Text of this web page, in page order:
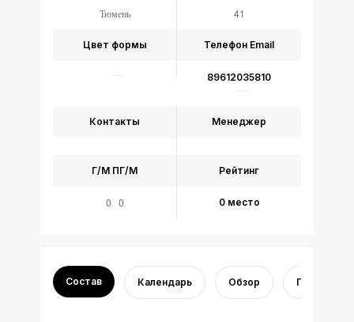
Тюмень 41
Контакты
Телефон Email
89612035810
Цвет формы
Менеджер
Г/М ПГ/М
0 0
Рейтинг
0 место
Состав Календарь Обзор Переходы